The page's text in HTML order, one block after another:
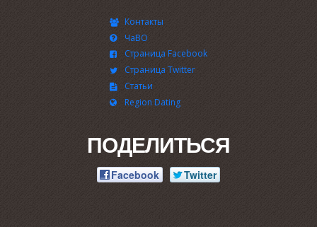
Контакты
ЧаВО
Страница Facebook
Страница Twitter
Статьи
Region Dating
ПОДЕЛИТЬСЯ
Facebook Twitter